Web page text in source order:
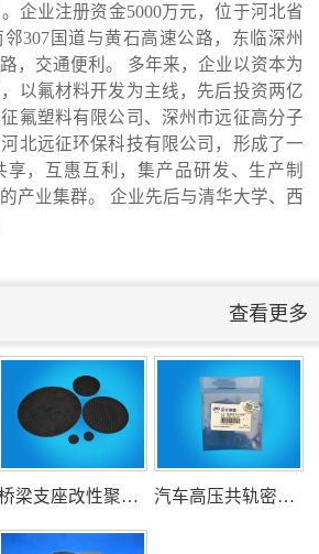
业标准《桥梁支座用高分子材料
稿审查会在京召开...
院与远征环保科技有限公司能源
兴氟沙龙...
企业注册资金5000万元，位于河北省
307国道与黄石高速公路，东临深州
，交通便利。 多年来，企业以资本为
以氟材料开发为主线，先后投资两亿
氟塑料有限公司、深州市远征高分子
北远征环保科技有限公司，形成了一
享，互惠互利，集产品研发、生产制
产业集群。 企业先后与清华大学、西
查看更多
桥梁支座改性聚四氟乙烯滑板 汽车高压共轨密封圈